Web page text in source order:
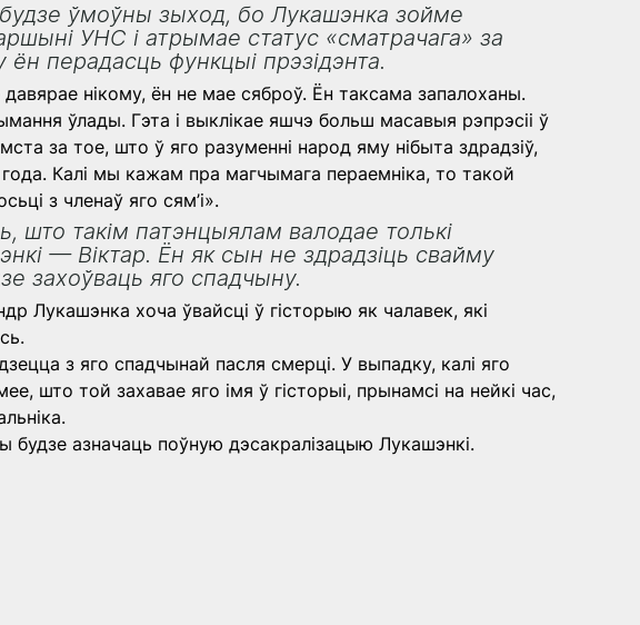
будзе ўмоўны зыход, бо Лукашэнка зойме
УНС і атрымае статус «сматрачага» за
ён перадасць функцыі прэзідэнта.
нікому, ён не мае сяброў. Ён таксама запалоханы.
ўлады. Гэта і выклікае яшчэ больш масавыя рэпрэсіі ў
за тое, што ў яго разуменні народ яму нібыта здрадзіў,
Калі мы кажам пра магчымага пераемніка, то такой
з членаў яго сям’і».
што такім патэнцыялам валодае толькі
— Віктар. Ён як сын не здрадзіць свайму
захоўваць яго спадчыну.
Лукашэнка хоча ўвайсці ў гісторыю як чалавек, які
з яго спадчынай пасля смерці. У выпадку, калі яго
што той захавае яго імя ў гісторыі, прынамсі на нейкі час,
азначаць поўную дэсакралізацыю Лукашэнкі.